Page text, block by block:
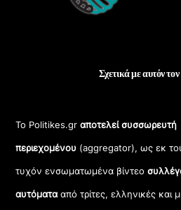
Σχετικά με αυτόν
Το Politikes.grαποτελεί συσσωρευτή
περιεχομένου (aggregator), ως εκ
τυχόν ενσωματωμένα βίντεο
αυτόματααπό τρίτες, ελληνικές και